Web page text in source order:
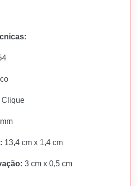
Clique
13,4 cm x 1,4 cm
3 cm x 0,5 cm